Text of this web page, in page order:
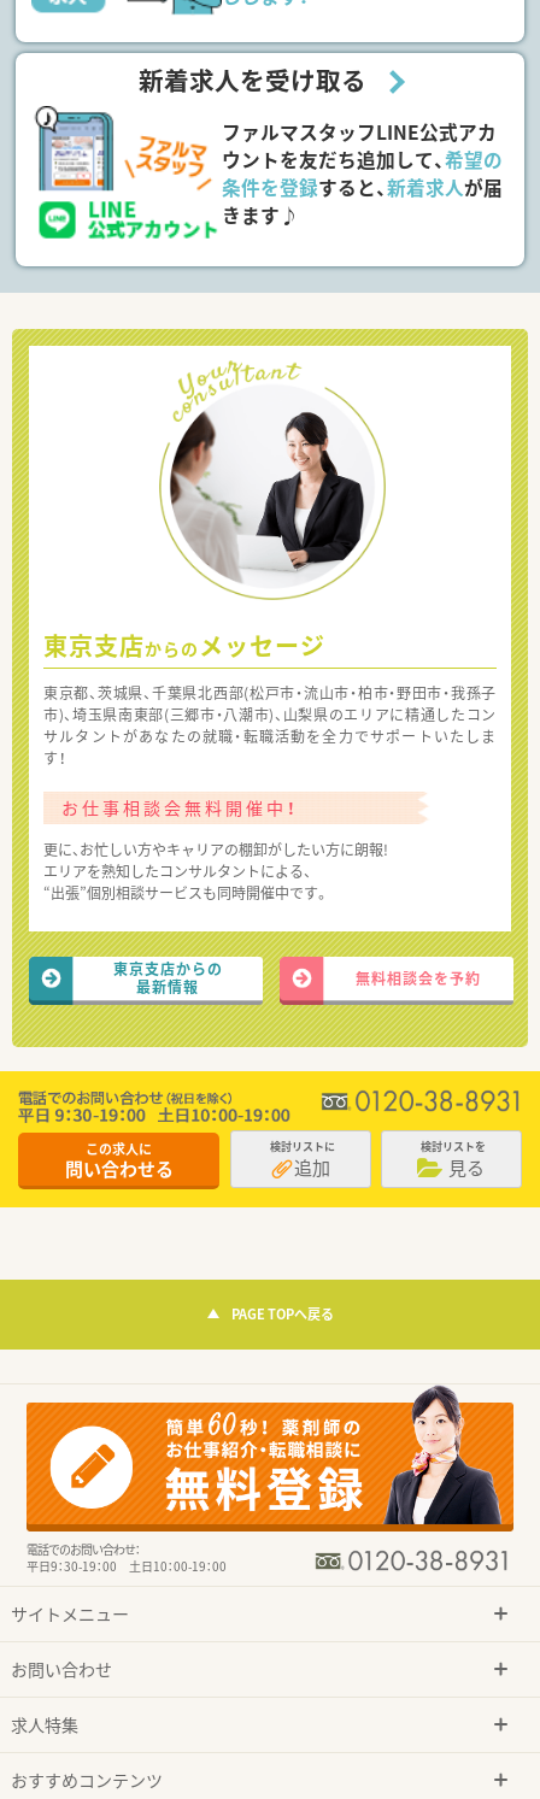
新着求人を受け取る
ファルマスタッフLINE公式アカ
ウントを友だち追加して、希望の
条件を登録すると、新着求人が届
きます♪
東京支店からの メッセージ
東京都、茨城県、千葉県北西部(松戸市・流山市・柏市・野田市・我孫子
市)、埼玉県南東部(三郷市・八潮市)、山梨県のエリアに精通したコン
サルタントがあなたの就職・転職活動を全力でサポートいたしま
す！
お仕事相談会無料開催中！
更に、お忙しい方やキャリアの棚卸がしたい方に朗報!
エリアを熟知したコンサルタントによる、
“出張”個別相談サービスも同時開催中です。
東京支店からの
最新情報
無料相談会を予約
この求人に
問い合わせる
検討リストに
追加
検討リストを
見る
PAGE TOPへ戻る
電話でのお問い合わせ：
平日9：30-19：00 土日10：00-19：00
サイトメニュー
お問い合わせ
求人特集
おすすめコンテンツ